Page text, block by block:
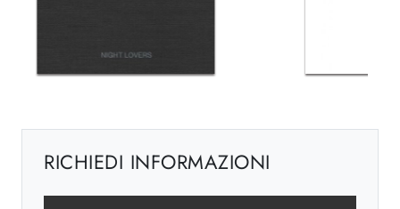
RICHIEDI INFORMAZIONI